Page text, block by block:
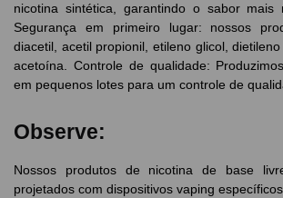
nicotina sintética, garantindo o sabor mais
Segurança em primeiro lugar: nossos
diacetil, acetil propionil, etileno glicol,
acetoína. Controle de qualidade:
em pequenos lotes para um controle de
Observe:
Nossos produtos de nicotina de base
projetados com dispositivos vaping